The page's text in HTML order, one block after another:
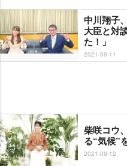
中川翔子
大臣と対
た！」
2021-09-11
柴咲コウ
る“気候”
2021-09-12